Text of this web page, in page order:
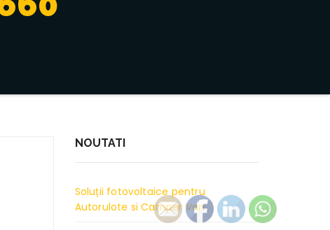
NOUTATI
Soluții fotovoltaice pentru
Autorulote si Camper Van